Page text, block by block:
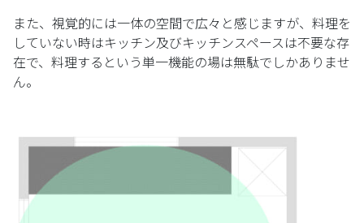
また、視覚的には一体の空間で広々と感じますが、料理を
していない時はキッチン及びキッチンスペースは不要な存
在で、料理するという単一機能の場は無駄でしかありませ
ん。